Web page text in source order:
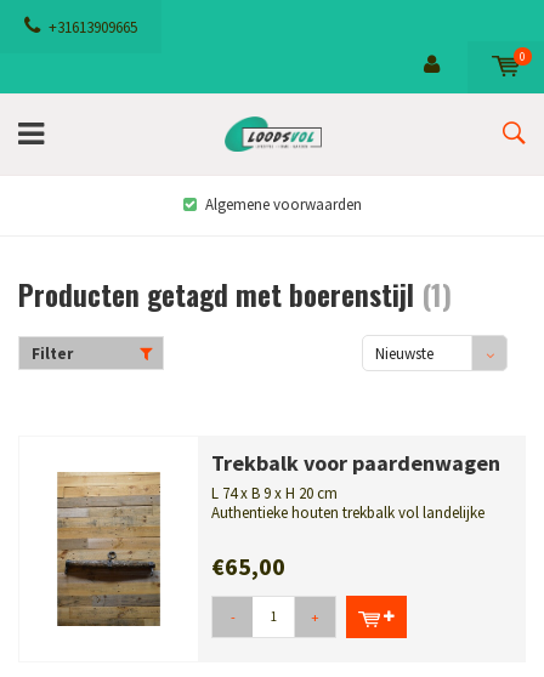
+31613909665
0
Algemene voorwaarden
Producten getagd met boerenstijl (1)
Filter
Nieuwste
Trekbalk voor paardenwagen
L 74 x B 9 x H 20 cm
Authentieke houten trekbalk vol landelijke
€65,00
- +